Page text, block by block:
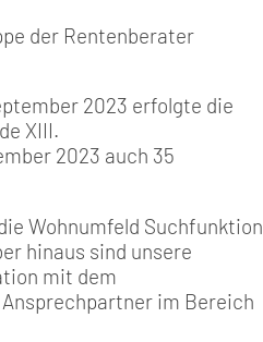
der Rentenberater
2023 erfolgte die
XIII.
2023 auch 35
Wohnumfeld Suchfunktion
hinaus sind unsere
mit dem
im Bereich